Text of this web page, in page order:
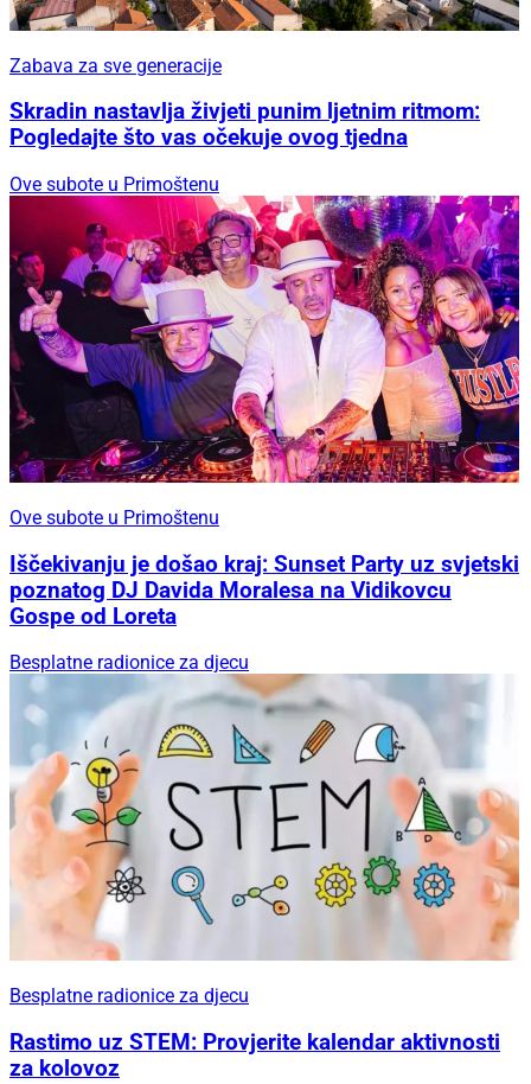
Zabava za sve generacije
Skradin nastavlja živjeti punim ljetnim ritmom:
Pogledajte što vas očekuje ovog tjedna
Ove subote u Primoštenu
Ove subote u Primoštenu
Iščekivanju je došao kraj: Sunset Party uz svjetski
poznatog DJ Davida Moralesa na Vidikovcu
Gospe od Loreta
Besplatne radionice za djecu
Besplatne radionice za djecu
Rastimo uz STEM: Provjerite kalendar aktivnosti
za kolovoz